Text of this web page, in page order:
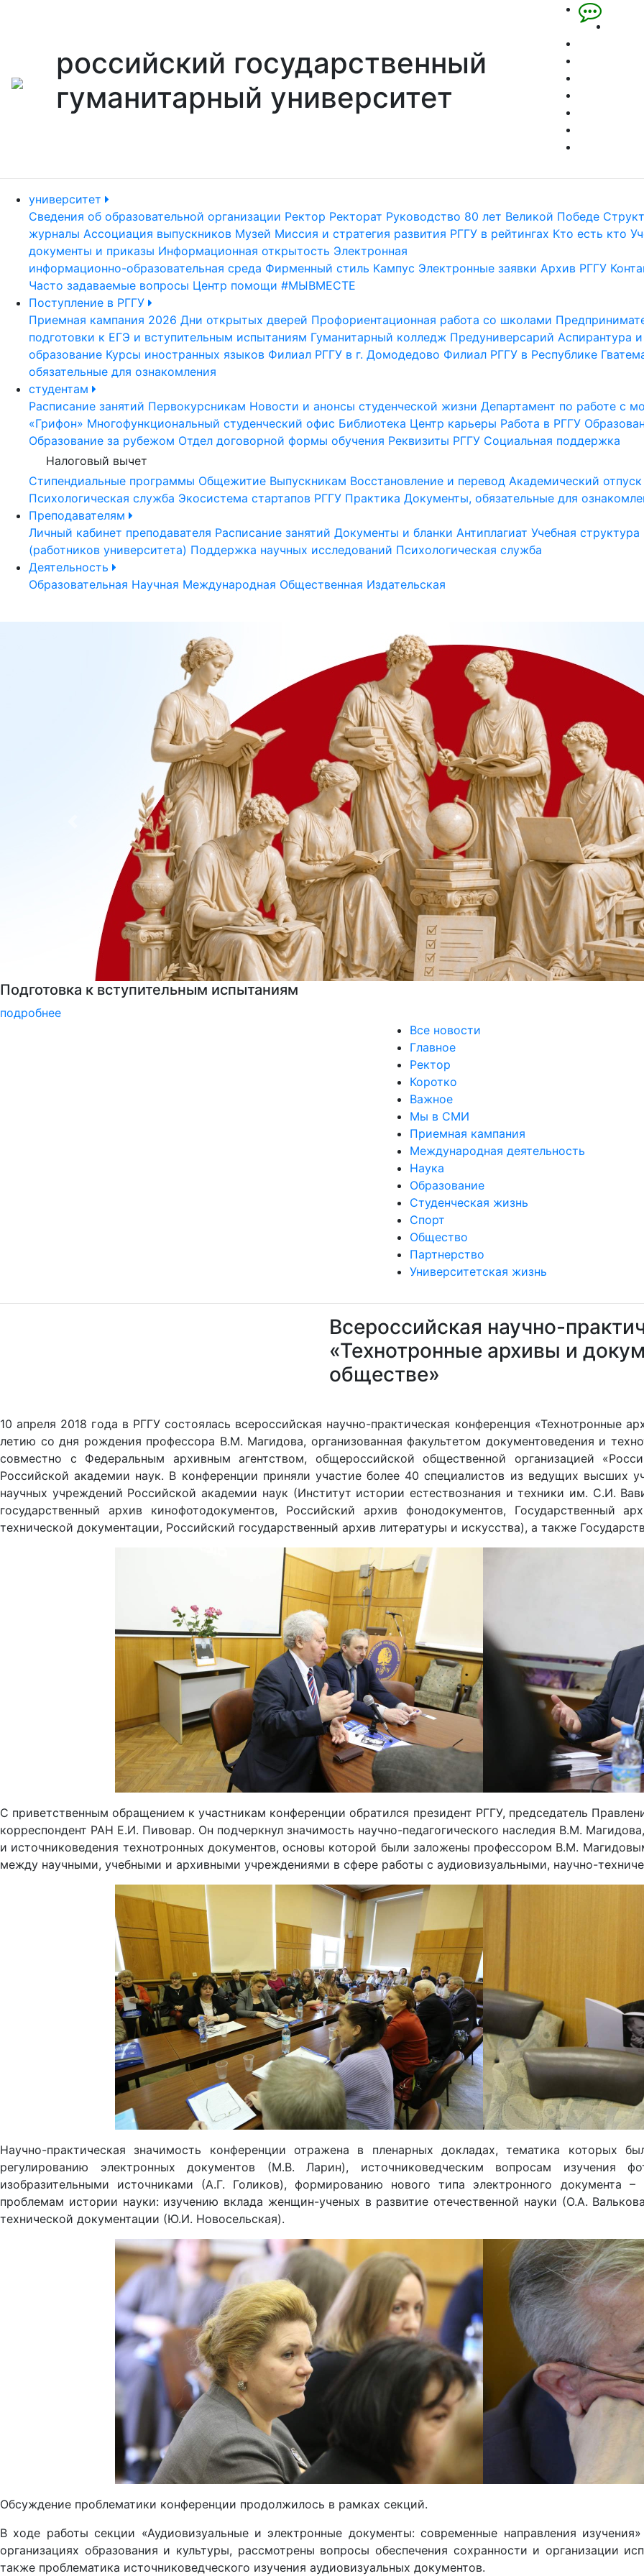
российский государственный
гуманитарный университет
университет
Сведения об образовательной организации Ректор Ректорат Руководство 80 лет Великой Победе
журналы Ассоциация выпускников Музей Миссия и стратегия развития РГГУ в рейтингах Кто есть кто
документы и приказы Информационная открытость Электронная
информационно-образовательная среда Фирменный стиль Кампус Электронные заявки Архив РГГУ
Часто задаваемые вопросы Центр помощи #МЫВМЕСТЕ
Поступление в РГГУ
Приемная кампания 2026 Дни открытых дверей Профориентационная работа со школами
подготовки к ЕГЭ и вступительным испытаниям Гуманитарный колледж Предуниверсарий Аспирантура
образование Курсы иностранных языков Филиал РГГУ в г. Домодедово Филиал РГГУ в Республике
обязательные для ознакомления
студентам
Расписание занятий Первокурсникам Новости и анонсы студенческой жизни Департамент по работе с
«Грифон» Многофункциональный студенческий офис Библиотека Центр карьеры Работа в РГГУ
Образование за рубежом Отдел договорной формы обучения Реквизиты РГГУ Социальная поддержка
Налоговый вычет
Стипендиальные программы Общежитие Выпускникам Восстановление и перевод Академический отпуск
Психологическая служба Экосистема стартапов РГГУ Практика Документы, обязательные для
Преподавателям
Личный кабинет преподавателя Расписание занятий Документы и бланки Антиплагиат Учебная структура
(работников университета) Поддержка научных исследований Психологическая служба
Деятельность
Образовательная Научная Международная Общественная Издательская
Психологическая служба РГГУ
подробнее
Все новости
Главное
Ректор
Коротко
Важное
Мы в СМИ
Приемная кампания
Международная деятельность
Наука
Образование
Студенческая жизнь
Спорт
Общество
Партнерство
Университетская жизнь
Всероссийская научно-
«Технотронные архивы и
обществе»
10 апреля 2018 года в РГГУ состоялась всероссийская научно-практическая конференция
летию со дня рождения профессора В.М. Магидова, организованная факультетом документоведения и
совместно с Федеральным архивным агентством, общероссийской общественной организацией
Российской академии наук. В конференции приняли участие более 40 специалистов из ведущих высших
научных учреждений Российской академии наук (Институт истории естествознания и техники им. С.И.
государственный архив кинофотодокументов, Российский архив фонодокументов, Государственный
технической документации, Российский государственный архив литературы и искусства), а также
С приветственным обращением к участникам конференции обратился президент РГГУ, председатель
корреспондент РАН Е.И. Пивовар. Он подчеркнул значимость научно-педагогического наследия В.М.
и источниковедения технотронных документов, основы которой были заложены профессором В.М.
между научными, учебными и архивными учреждениями в сфере работы с аудиовизуальными, научно-
Научно-практическая значимость конференции отражена в пленарных докладах, тематика которых
регулированию электронных документов (М.В. Ларин), источниковедческим вопросам изучения
изобразительными источниками (А.Г. Голиков), формированию нового типа электронного документа
проблемам истории науки: изучению вклада женщин-ученых в развитие отечественной науки (О.А.
технической документации (Ю.И. Новосельская).
Обсуждение проблематики конференции продолжилось в рамках секций.
В ходе работы секции «Аудиовизуальные и электронные документы: современные направления
организациях образования и культуры, рассмотрены вопросы обеспечения сохранности и организации
также проблематика источниковедческого изучения аудиовизуальных документов.